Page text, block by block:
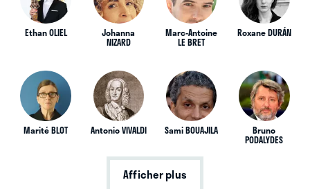
Ethan OLIEL Johanna
NIZARD
Marc-Antoine
LE BRET
Roxane DURÁN
Marité BLOT Antonio VIVALDI Sami BOUAJILA Bruno
PODALYDES
Afficher plus